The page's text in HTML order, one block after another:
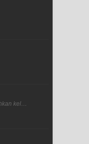
kel…